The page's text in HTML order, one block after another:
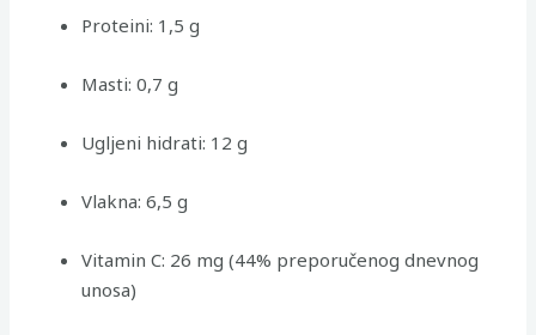
Proteini: 1,5 g
Masti: 0,7 g
Ugljeni hidrati: 12 g
Vlakna: 6,5 g
Vitamin C: 26 mg (44% preporučenog dnevnog
unosa)